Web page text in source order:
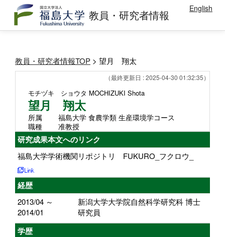
教員・研究者情報 English
教員・研究者情報TOP > 望月 翔太
（最終更新日 : 2025-04-30 01:32:35）
モチヅキ ショウタ MOCHIZUKI Shota
望月 翔太
所属
福島大学 食農学類 生産環境学コース
職種
准教授
研究成果本文へのリンク
福島大学学術機関リポジトリ FUKURO_フクロウ_
経歴
2013/04 ～
2014/01
新潟大学大学院自然科学研究科 博士
研究員
学歴